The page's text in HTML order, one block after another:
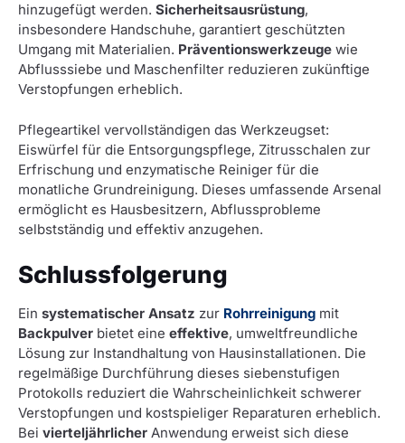
hinzugefügt werden. Sicherheitsausrüstung,
insbesondere Handschuhe, garantiert geschützten
Umgang mit Materialien. Präventionswerkzeuge wie
Abflusssiebe und Maschenfilter reduzieren zukünftige
Verstopfungen erheblich.
Pflegeartikel vervollständigen das Werkzeugset:
Eiswürfel für die Entsorgungspflege, Zitrusschalen zur
Erfrischung und enzymatische Reiniger für die
monatliche Grundreinigung. Dieses umfassende Arsenal
ermöglicht es Hausbesitzern, Abflussprobleme
selbstständig und effektiv anzugehen.
Schlussfolgerung
Ein systematischer Ansatz zur Rohrreinigung mit
Backpulver bietet eine effektive, umweltfreundliche
Lösung zur Instandhaltung von Hausinstallationen. Die
regelmäßige Durchführung dieses siebenstufigen
Protokolls reduziert die Wahrscheinlichkeit schwerer
Verstopfungen und kostspieliger Reparaturen erheblich.
Bei vierteljährlicher Anwendung erweist sich diese